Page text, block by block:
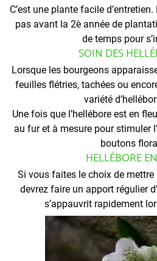
C’est une plante facile
pas avant la 2è année de
de temps pour
SOIN DES
Lorsque les bourgeons
feuilles flétries, tachées ou
variété
Une fois que l’hellébore est en
au fur et à mesure pour stimuler
boutons
HELLÉBORE
Si vous faites le choix de mettre
devrez faire un apport régulier
s’appauvrit rapidement